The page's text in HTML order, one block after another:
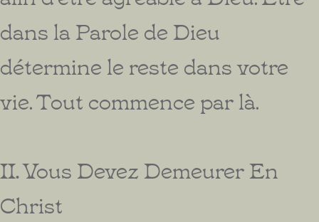
dans la Parole de Dieu
détermine le reste dans votre
vie. Tout commence par là.
II.Vous Devez Demeurer En
Christ